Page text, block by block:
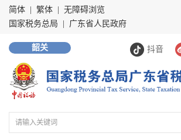
简体 繁体
无障碍浏览
国家税务总局
广东省人民政府
抖音
韶关